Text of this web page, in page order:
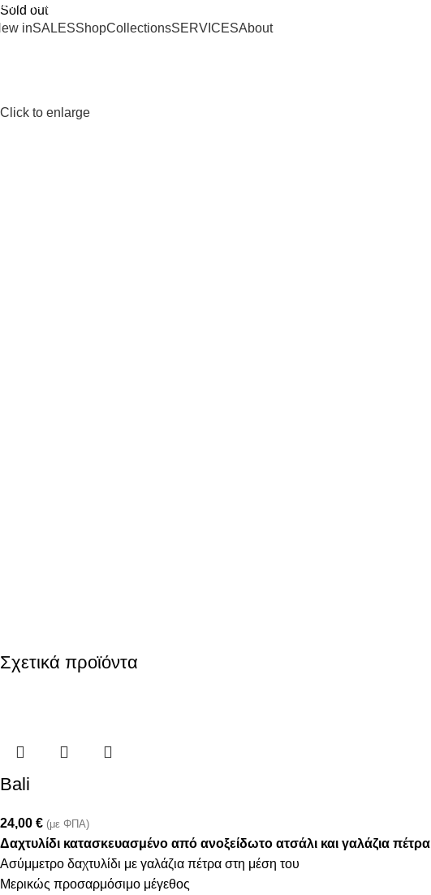
ON ORDERS OVER 100€
inSALESShopCollectionsSERVICESAbout
Sold out
Click to enlarge
Σχετικά προϊόντα
Bali
24,00 € (με ΦΠΑ)
Δαχτυλίδι κατασκευασμένο από ανοξείδωτο ατσάλι και γαλάζια πέτρα
Ασύμμετρο δαχτυλίδι με γαλάζια πέτρα στη μέση του
Μερικώς προσαρμόσιμο μέγεθος